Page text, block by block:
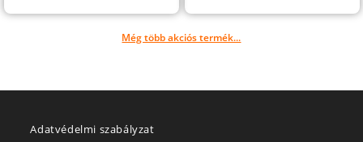
Még több akciós termék...
Adatvédelmi szabályzat